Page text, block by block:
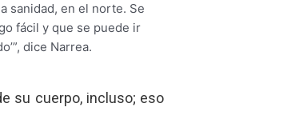
sanidad, en el norte. Se
fácil y que se puede ir
dice Narrea.
su cuerpo, incluso; eso